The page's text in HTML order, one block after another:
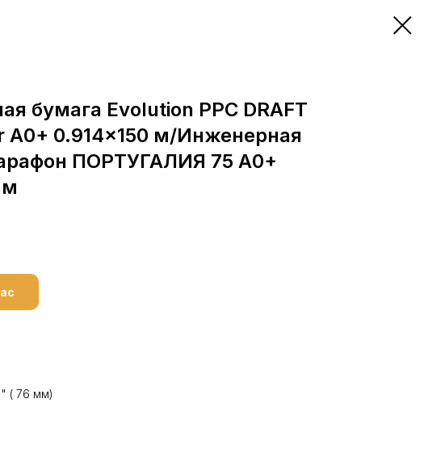
бумага Evolution PPC DRAFT
A0+ 0.914x150 м/Инженерная
ПОРТУГАЛИЯ 75 A0+
м
( 76 мм)